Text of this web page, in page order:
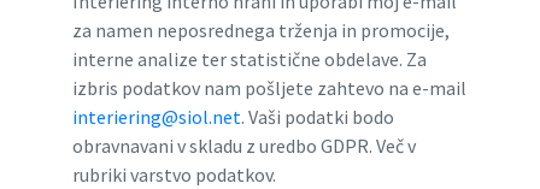
za namen neposrednega trženja in promocije,
interne analize ter statistične obdelave. Za
izbris podatkov nam pošljete zahtevo na e-mail
interiering@siol.net. Vaši podatki bodo
obravnavani v skladu z uredbo GDPR. Več v
rubriki varstvo podatkov.